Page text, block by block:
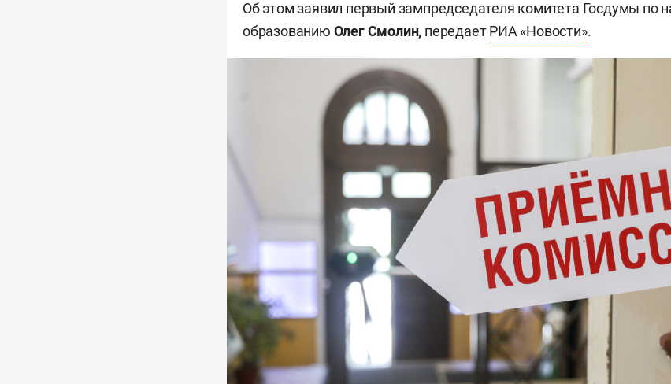
Об этом заявил первый зампредседателя комитета Госдумы по
образованию Олег Смолин, передаетРИА «Новости».